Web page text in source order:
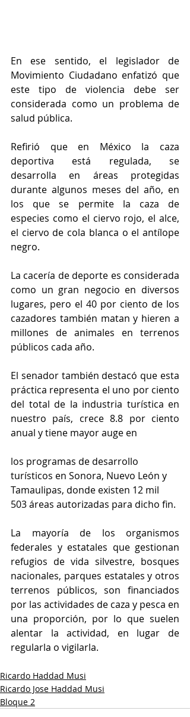
En ese sentido, el legislador de
Movimiento Ciudadano enfatizó que
este tipo de violencia debe ser
considerada como un problema de
salud pública.
Refirió que en México la caza
deportiva está regulada, se
desarrolla en áreas protegidas
durante algunos meses del año, en
los que se permite la caza de
especies como el ciervo rojo, el alce,
el ciervo de cola blanca o el antílope
negro.
La cacería de deporte es considerada
como un gran negocio en diversos
lugares, pero el 40 por ciento de los
cazadores también matan y hieren a
millones de animales en terrenos
públicos cada año.
El senador también destacó que esta
práctica representa el uno por ciento
del total de la industria turística en
nuestro país, crece 8.8 por ciento
anual y tiene mayor auge en
los programas de desarrollo
turísticos en Sonora, Nuevo León y
Tamaulipas, donde existen 12 mil
503 áreas autorizadas para dicho fin.
La mayoría de los organismos
federales y estatales que gestionan
refugios de vida silvestre, bosques
nacionales, parques estatales y otros
terrenos públicos, son financiados
por las actividades de caza y pesca en
una proporción, por lo que suelen
alentar la actividad, en lugar de
regularla o vigilarla.
Ricardo Haddad Musi
Ricardo Jose Haddad Musi
Bloque 2